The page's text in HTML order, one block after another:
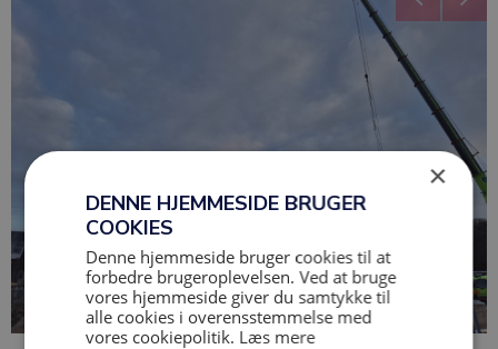
×
DENNE HJEMMESIDE BRUGER
COOKIES
Denne hjemmeside bruger cookies til at
forbedre brugeroplevelsen. Ved at bruge
vores hjemmeside giver du samtykke til
alle cookies i overensstemmelse med
vores cookiepolitik. Læs mere